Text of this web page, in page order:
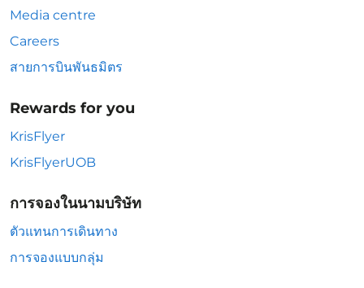
Media centre
Careers
สายการบินพันธมิตร
Rewards for you
KrisFlyer
KrisFlyerUOB
การจองในนามบริษัท
ตัวแทนการเดินทาง
การจองแบบกลุ่ม